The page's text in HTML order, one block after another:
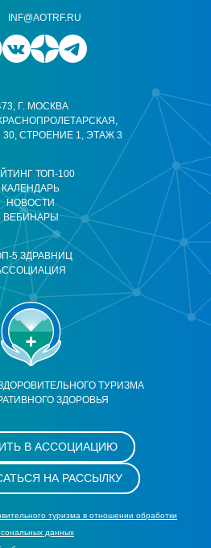
ТУРИЗМА
ЗДОРОВЬЯ
ТОП-100
КАЛЕНДАРЬ
НОВОСТИ
ВЕБИНАРЫ
5 ЗДРАВНИЦ
Г. МОСКВА
30, СТРОЕНИЕ 1, ЭТАЖ 3
INF@AOTRF.RU
В АССОЦИАЦИЮ
НА РАССЫЛКУ
туризма в отношении обработки
данных